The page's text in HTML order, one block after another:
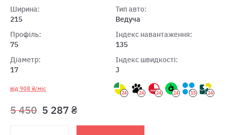
Ширина:
215
Профіль:
75
Діаметр:
17
Тип авто:
Ведуча
Індекс навантаження:
135
Індекс швидкості:
J
від 908 ₴/міс
24 24 24 24 15 24
5 450 5 287 ₴